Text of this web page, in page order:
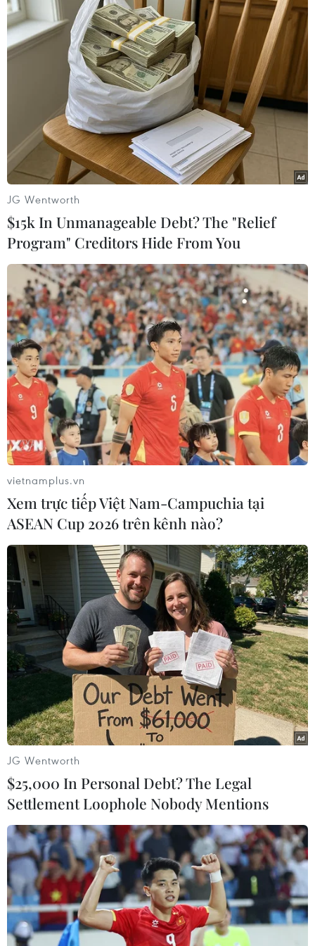
TIN LIÊN QUAN
Bắt vụ buôn lậu hơn 1.500kg gỗ qua đường
hàng không
13/01/2014 10:05
Một vụ vận chuyển 1.570 kg gỗ lậu vào Hà Nội qua
đường hàng không đã bị lực lượng công an sân bay
quốc tế Nội Bài phát hiện.
Hà Tĩnh bắt giữ ôtô vận chuyển số lượng
lớn gỗ lậu
04/01/2014 11:06
Cảnh sát Môi trường Hà Tĩnh bắt một ôtô vận chuyển số
lượng lớn gỗ lậu do lái xe Trần Văn Dũng điều khiển,
chủ số gỗ là Phạm Thị Vỹ.
JG Wentworth
$15k In Unmanageable Debt? The "Relief
Program" Creditors Hide From You
vietnamplus.vn
Xem trực tiếp Việt Nam-Campuchia tại
ASEAN Cup 2026 trên kênh nào?
JG Wentworth
$25,000 In Personal Debt? The Legal
Settlement Loophole Nobody Mentions